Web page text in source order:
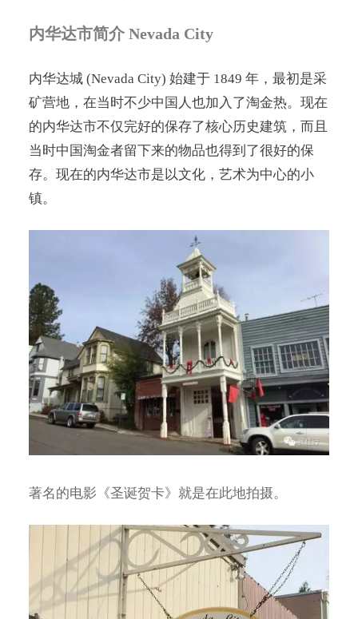
内华达市简介 Nevada City
内华达城 (Nevada City) 始建于 1849 年，最初是采
矿营地，在当时不少中国人也加入了淘金热。现在
的内华达市不仅完好的保存了核心历史建筑，而且
当时中国淘金者留下来的物品也得到了很好的保
存。现在的内华达市是以文化，艺术为中心的小
镇。
著名的电影《圣诞贺卡》就是在此地拍摄。